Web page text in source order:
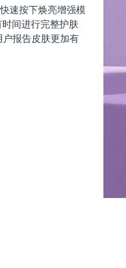
速按下焕亮增强模
间进行完整护肤
报告皮肤更加有